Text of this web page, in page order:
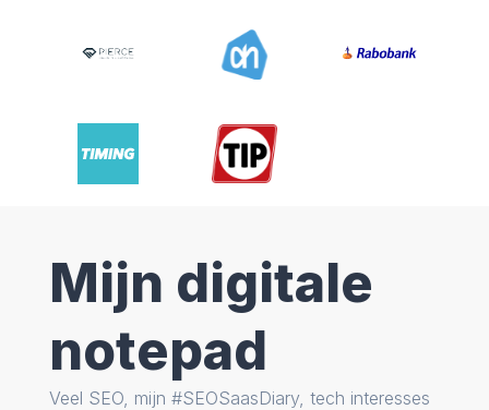
Mijn digitale
notepad
Veel SEO, mijn #SEOSaasDiary, tech interesses